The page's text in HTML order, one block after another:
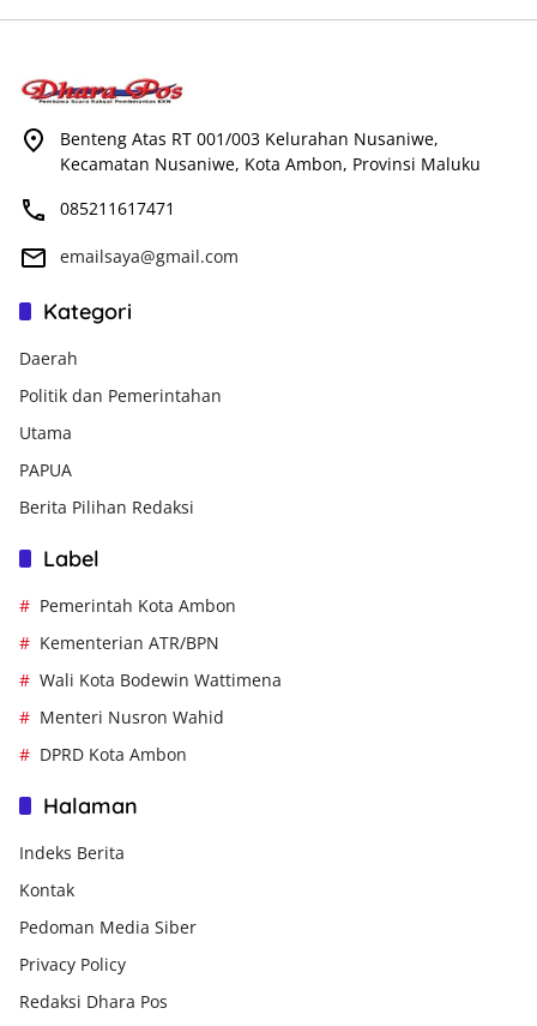
Benteng Atas RT 001/003 Kelurahan Nusaniwe,
Kecamatan Nusaniwe, Kota Ambon, Provinsi Maluku
085211617471
emailsaya@gmail.com
Kategori
Daerah
Politik dan Pemerintahan
Utama
PAPUA
Berita Pilihan Redaksi
Label
Pemerintah Kota Ambon
Kementerian ATR/BPN
Wali Kota Bodewin Wattimena
Menteri Nusron Wahid
DPRD Kota Ambon
Halaman
Indeks Berita
Kontak
Pedoman Media Siber
Privacy Policy
Redaksi Dhara Pos